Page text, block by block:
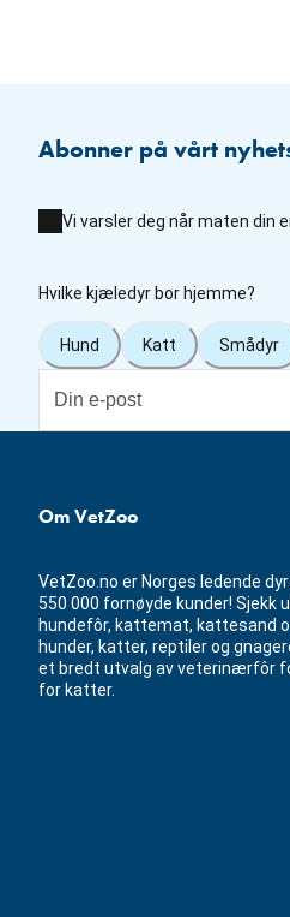
Abonner på vårt
Vi varsler deg når maten din
Hvilke kjæledyr bor hjemme?
Hund Katt Smådyr
Om VetZoo
VetZoo.no er Norges ledende
550 000 fornøyde kunder! Sjekk
hundefôr, kattemat, kattesand
hunder, katter, reptiler og
et bredt utvalg av veterinærfôr
for katter.